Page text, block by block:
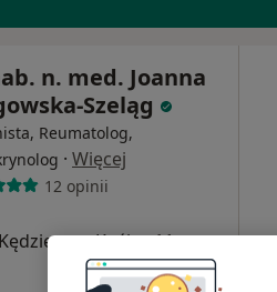
n. med. Joanna
Szeląg
Reumatolog,
· Więcej
12 opinii
Koźle•Mapa